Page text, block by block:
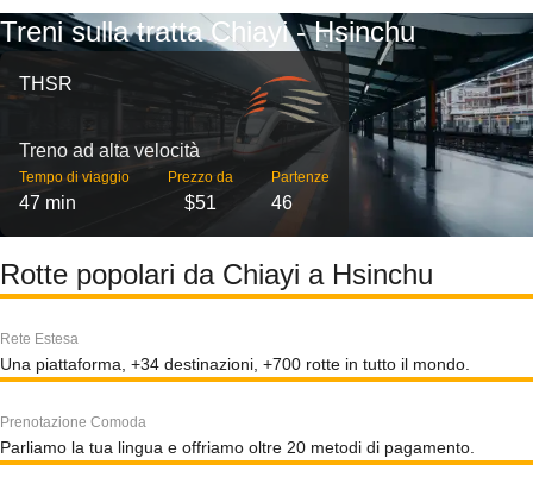
Treni sulla tratta Chiayi - Hsinchu
THSR
Treno ad alta velocità
Tempo di viaggio
47 min
Prezzo da
$51
Partenze
46
Rotte popolari da Chiayi a Hsinchu
Rete Estesa
Una piattaforma, +34 destinazioni, +700 rotte in tutto il mondo.
Prenotazione Comoda
Parliamo la tua lingua e offriamo oltre 20 metodi di pagamento.